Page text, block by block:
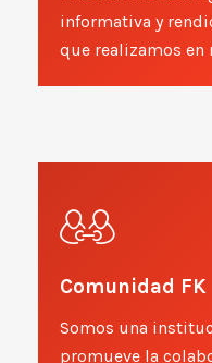
informativa y
que realizamos en
Comunidad FK
Somos una
promueve la